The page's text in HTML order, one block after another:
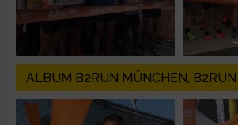
ALBUM B2RUN MÜNCHEN,
Nicht-IAB-Verarbeitungszwecke:
Notwendig
Performance